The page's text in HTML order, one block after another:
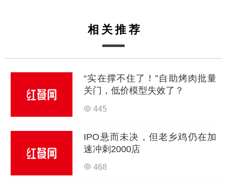
相关推荐
“实在撑不住了！”自助烤肉批量
关门，低价模型失效了？
445
IPO悬而未决，但老乡鸡仍在加
速冲刺2000店
468